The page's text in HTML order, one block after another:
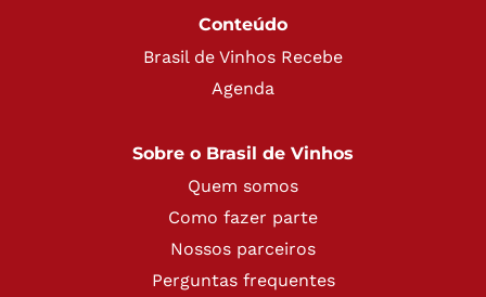
Conteúdo
Brasil de Vinhos Recebe
Agenda
Sobre o Brasil de Vinhos
Quem somos
Como fazer parte
Nossos parceiros
Perguntas frequentes